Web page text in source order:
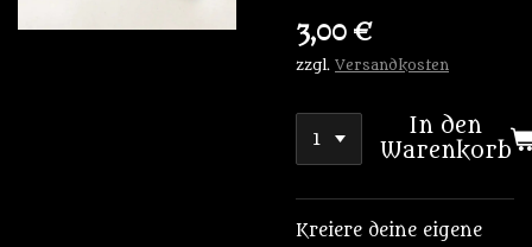
3,00 €
zzgl. Versandkosten
In den
Warenkorb
Kreiere deine eigene